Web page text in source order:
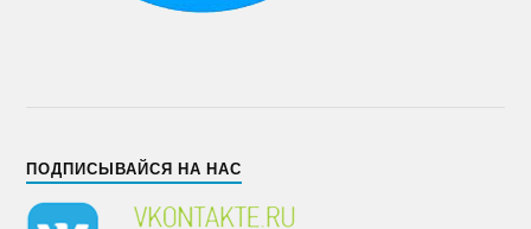
ПОДПИСЫВАЙСЯ НА НАС